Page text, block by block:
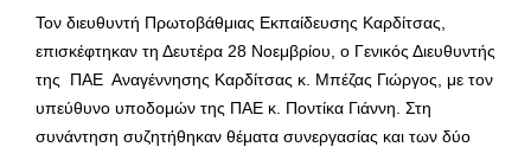
Τον διευθυντή Πρωτοβάθμιας Εκπαίδευσης Καρδίτσας,
επισκέφτηκαν τη Δευτέρα 28 Νοεμβρίου, ο Γενικός Διευθυντής
της ΠΑΕ Αναγέννησης Καρδίτσας κ. Μπέζας Γιώργος, με τον
υπεύθυνο υποδομών της ΠΑΕ κ. Ποντίκα Γιάννη. Στη
συνάντηση συζητήθηκαν θέματα συνεργασίας και των δύο